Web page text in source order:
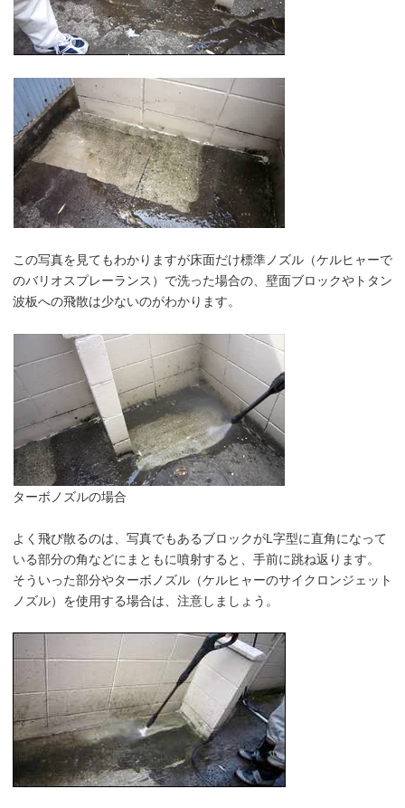
この写真を見てもわかりますが床面だけ標準ノズル（ケルヒャーで
のバリオスプレーランス）で洗った場合の、壁面ブロックやトタン
波板への飛散は少ないのがわかります。
ターボノズルの場合
よく飛び散るのは、写真でもあるブロックがL字型に直角になって
いる部分の角などにまともに噴射すると、手前に跳ね返ります。
そういった部分やターボノズル（ケルヒャーのサイクロンジェット
ノズル）を使用する場合は、注意しましょう。